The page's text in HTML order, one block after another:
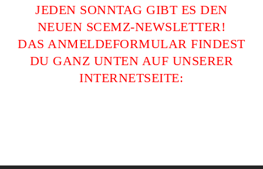
JEDEN SONNTAG GIBT ES DEN
NEUEN SCEMZ-NEWSLETTER!
DAS ANMELDEFORMULAR FINDEST
DU GANZ UNTEN AUF UNSERER
INTERNETSEITE: